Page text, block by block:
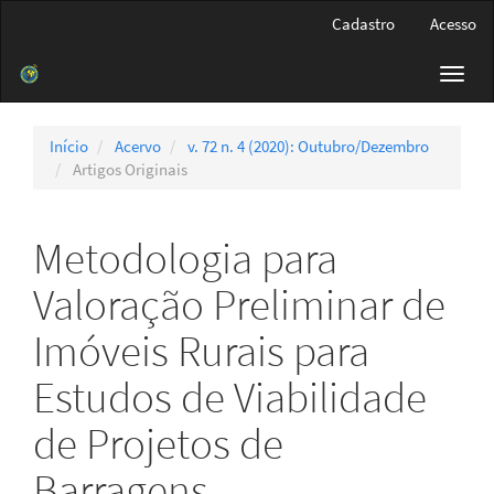
Barra
Cadastro Acesso
Início Acervo
v. 72 n. 4 (2020): Outubro/Dezembro
Artigos Originais
Metodologia para
Valoração Preliminar de
Imóveis Rurais para
Estudos de Viabilidade
de Projetos de